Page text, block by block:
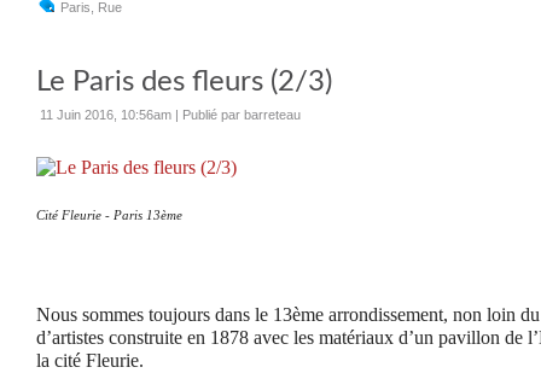
Paris Rue
Le Paris des fleurs (2/3)
11 Juin 2016, 10:56am | Publié par barreteau
Cité Fleurie - Paris 13ème
Nous sommes toujours dans le 13ème arrondissement, non loin
d’artistes construite en 1878 avec les matériaux d’un pavillon de
la cité Fleurie.